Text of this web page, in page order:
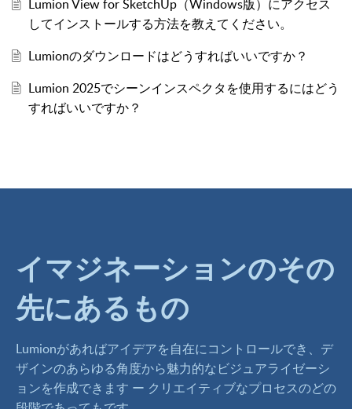
Lumion View for SketchUp（Windows版）にアクセス
してインストールする方法を教えてください。
Lumionのダウンロードはどうすればいいですか？
Lumion 2025でシーンインスペクタを使用するにはどう
すればいいですか？
イマジネーションのその
先にあるもの
Lumionがあればアイデアを自在にコントロールでき、デ
ザインのあらゆる角度から魅力的なビジュアライゼーシ
ョンを作成できます ー クリエイティブなプロセスのどの